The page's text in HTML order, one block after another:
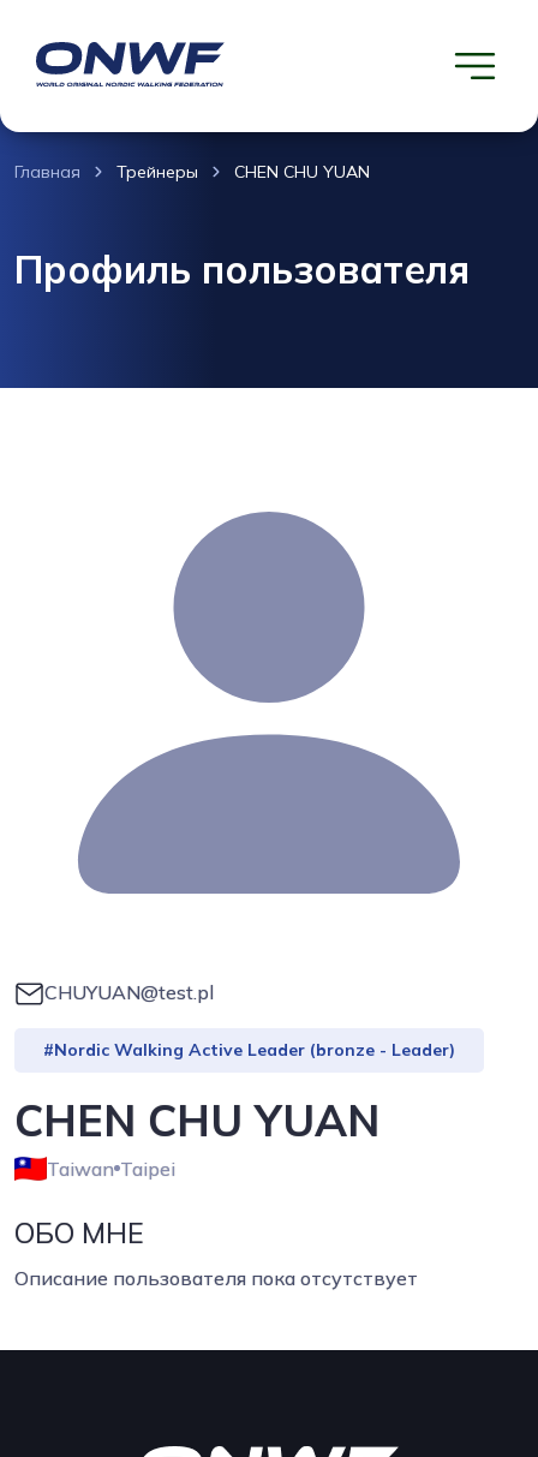
Главная Трейнеры CHEN CHU YUAN
Профиль пользователя
CHUYUAN@test.pl
#Nordic Walking Active Leader (bronze - Leader)
CHEN CHU YUAN
Taiwan Taipei
ОБО МНЕ
Описание пользователя пока отсутствует